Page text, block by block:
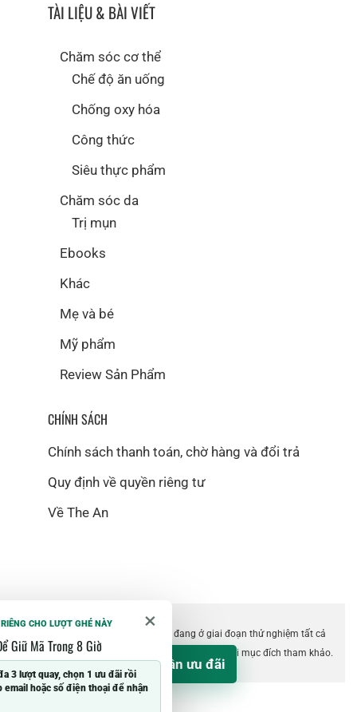
TÀI LIỆU & BÀI VIẾT
Chăm sóc cơ thể
Chế độ ăn uống
Chống oxy hóa
Công thức
Siêu thực phẩm
Chăm sóc da
Trị mụn
Ebooks
Khác
Mẹ và bé
Mỹ phẩm
Review Sản Phẩm
CHÍNH SÁCH
Chính sách thanh toán, chờ hàng và đổi trả
Quy định về quyền riêng tư
Về The An
©2018 The An. Website hiện vẫn đang ở giai đoạn thử nghiệm tất cả
các tính năng. Thông tin trên website chỉ dùng với mục đích tham khảo.
% Nhận ưu đãi
×
CHO LƯỢT GHÉ NÀY
Giữ Mã Trong 8 Giờ
3 lượt quay, chọn 1 ưu đãi rồi
email hoặc số điện thoại để nhận